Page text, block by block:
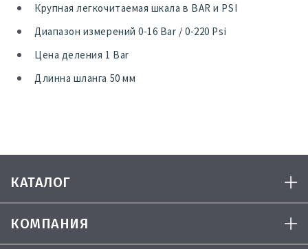
Крупная легкочитаемая шкала в BAR и PSI
Диапазон измерений 0-16 Bar / 0-220 Psi
Цена деления 1 Bar
Длинна шланга 50 мм
КАТАЛОГ
КОМПАНИЯ